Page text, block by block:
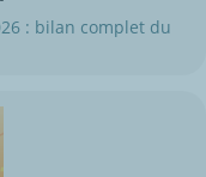
: bilan complet du